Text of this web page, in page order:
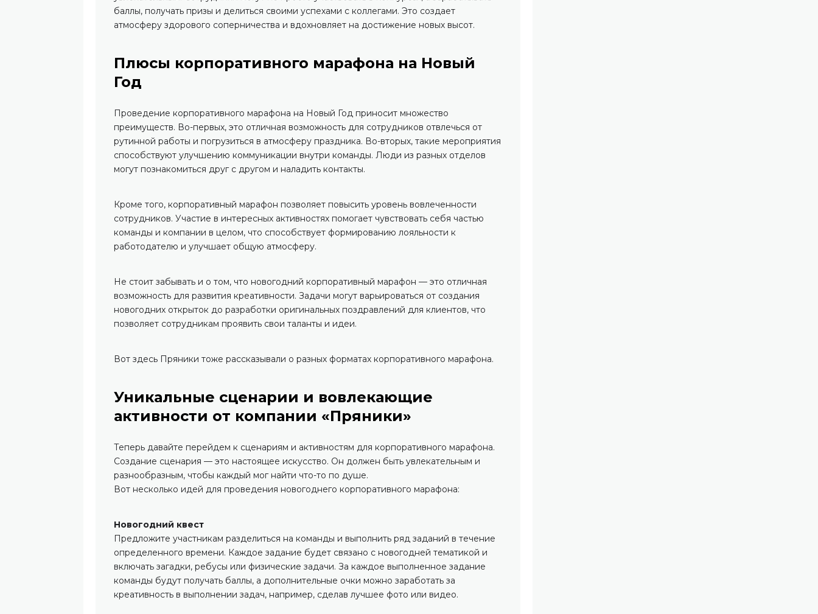
баллы, получать призы и делиться своими успехами с коллегами. Это создает
атмосферу здорового соперничества и вдохновляет на достижение новых высот.
Плюсы корпоративного марафона на Новый
Год
Проведение корпоративного марафона на Новый Год приносит множество
преимуществ. Во-первых, это отличная возможность для сотрудников отвлечься от
рутинной работы и погрузиться в атмосферу праздника. Во-вторых, такие мероприятия
способствуют улучшению коммуникации внутри команды. Люди из разных отделов
могут познакомиться друг с другом и наладить контакты.
Кроме того, корпоративный марафон позволяет повысить уровень вовлеченности
сотрудников. Участие в интересных активностях помогает чувствовать себя частью
команды и компании в целом, что способствует формированию лояльности к
работодателю и улучшает общую атмосферу.
Не стоит забывать и о том, что новогодний корпоративный марафон — это отличная
возможность для развития креативности. Задачи могут варьироваться от создания
новогодних открыток до разработки оригинальных поздравлений для клиентов, что
позволяет сотрудникам проявить свои таланты и идеи.
Вот здесь Пряники тоже рассказывали о разных форматах корпоративного марафона.
Уникальные сценарии и вовлекающие
активности от компании «Пряники»
Теперь давайте перейдем к сценариям и активностям для корпоративного марафона.
Создание сценария — это настоящее искусство. Он должен быть увлекательным и
разнообразным, чтобы каждый мог найти что-то по душе.
Вот несколько идей для проведения новогоднего корпоративного марафона:
Новогодний квест
Предложите участникам разделиться на команды и выполнить ряд заданий в течение
определенного времени. Каждое задание будет связано с новогодней тематикой и
включать загадки, ребусы или физические задачи. За каждое выполненное задание
команды будут получать баллы, а дополнительные очки можно заработать за
креативность в выполнении задач, например, сделав лучшее фото или видео.